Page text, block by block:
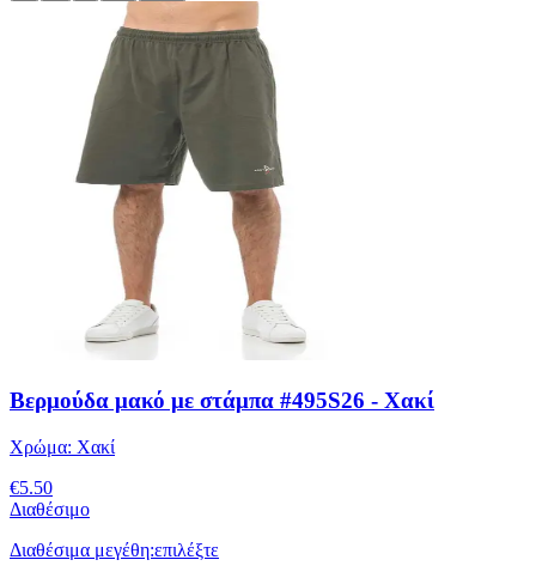
Βερμούδα μακό με στάμπα #495S26 - Χακί
Χρώμα: Χακί
€5.50
Διαθέσιμο
Διαθέσιμα μεγέθη:επιλέξτε